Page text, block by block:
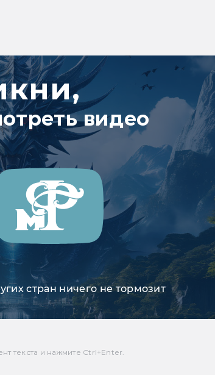
видео
стран ничего не тормозит
текста и нажмите Ctrl+Enter.